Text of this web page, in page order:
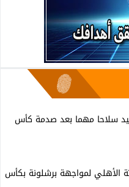
سلاحا مهما بعد صدمة كأس
الأهلي لمواجهة برشلونة بكأس